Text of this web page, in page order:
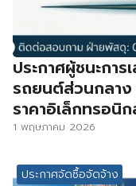
ประกาศผู้ชนะการ
รถยนต์ส่วนกลา
ราคาอิเล็กทรอ
1 พฤษภาคม 2026
ประกาศจัดซื้อจัดจ้าง